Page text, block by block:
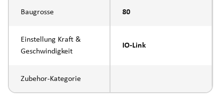
Baugrosse 80
Einstellung Kraft &
Geschwindigkeit
IO-Link
Zubehor-Kategorie